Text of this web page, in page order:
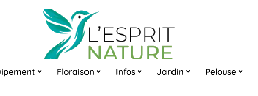
Floraison Infos Jardin Pelouse